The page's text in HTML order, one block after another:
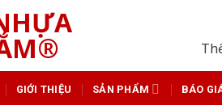
GIỚI THIỆU SẢN PHẨM BÁO